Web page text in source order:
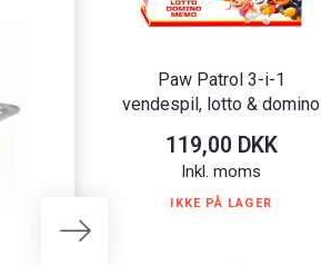
Paw Patrol 3-i-1
vendespil, lotto & domino
119,00 DKK
Inkl. moms
IKKE PÅ LAGER